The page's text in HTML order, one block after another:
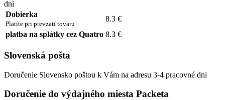
dni
Dobierka
Platíte pri prevzatí tovaru
8.3 €
platba na splátky cez Quatro 8.3 €
Slovenská pošta
Doručenie Slovensko poštou k Vám na adresu 3-4 pracovné dni
Doručenie do výdajného miesta Packeta